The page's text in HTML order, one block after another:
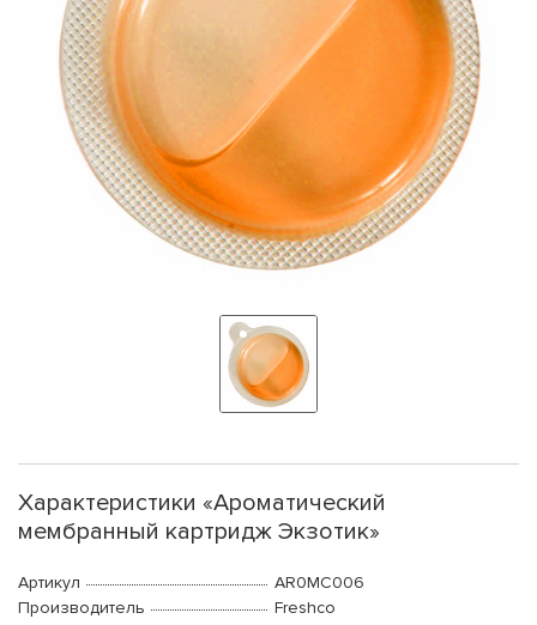
Характеристики «Ароматический
мембранный картридж Экзотик»
Артикул
AR0MC006
Производитель
Freshco